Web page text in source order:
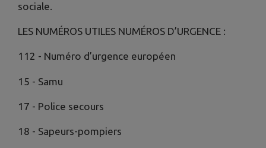
sociale.
LES NUMÉROS UTILES NUMÉROS D’URGENCE :
112 - Numéro d’urgence européen
15 - Samu
17 - Police secours
18 - Sapeurs-pompiers